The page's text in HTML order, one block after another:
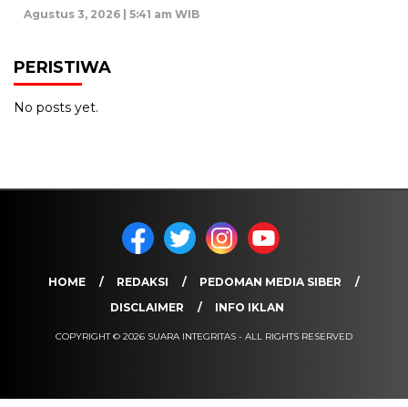
Agustus 3, 2026 | 5:41 am WIB
PERISTIWA
No posts yet.
HOME REDAKSI
PEDOMAN MEDIA SIBER
DISCLAIMER
INFO IKLAN
COPYRIGHT © 2026 SUARA INTEGRITAS - ALL RIGHTS RESERVED